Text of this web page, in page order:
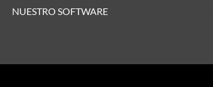
NUESTRO SOFTWARE